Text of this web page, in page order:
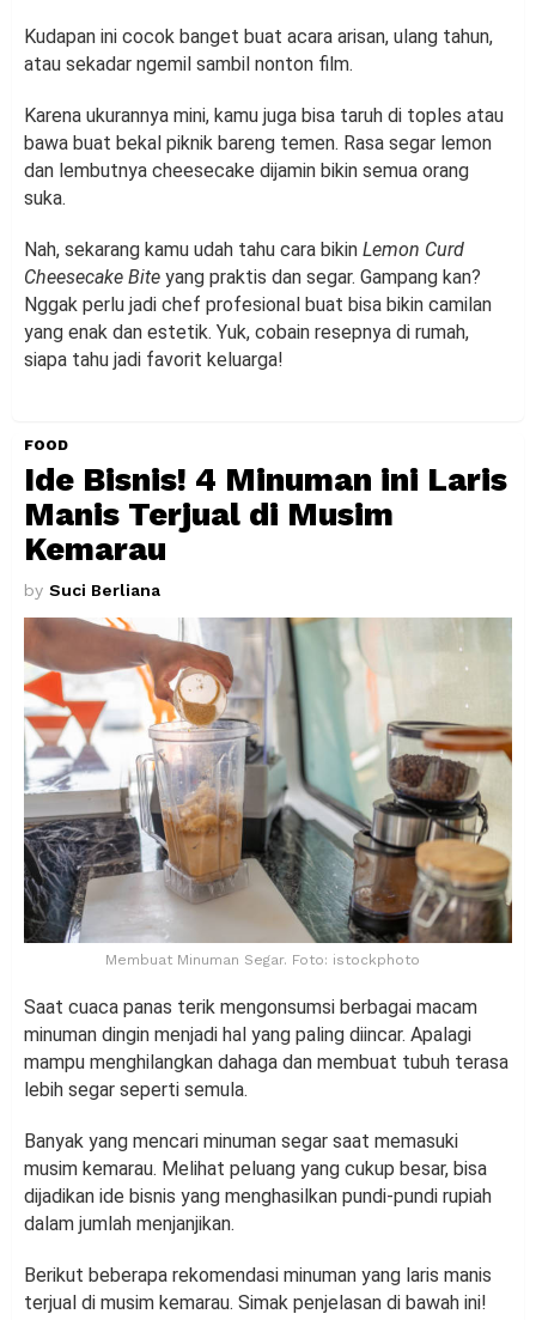
Kudapan ini cocok banget buat acara arisan, ulang tahun,
atau sekadar ngemil sambil nonton film.
Karena ukurannya mini, kamu juga bisa taruh di toples atau
bawa buat bekal piknik bareng temen. Rasa segar lemon
dan lembutnya cheesecake dijamin bikin semua orang
suka.
Nah, sekarang kamu udah tahu cara bikin Lemon Curd
Cheesecake Bite yang praktis dan segar. Gampang kan?
Nggak perlu jadi chef profesional buat bisa bikin camilan
yang enak dan estetik. Yuk, cobain resepnya di rumah,
siapa tahu jadi favorit keluarga!
FOOD
Ide Bisnis! 4 Minuman ini Laris
Manis Terjual di Musim
Kemarau
by Suci Berliana
Membuat Minuman Segar. Foto: istockphoto
Saat cuaca panas terik mengonsumsi berbagai macam
minuman dingin menjadi hal yang paling diincar. Apalagi
mampu menghilangkan dahaga dan membuat tubuh terasa
lebih segar seperti semula.
Banyak yang mencari minuman segar saat memasuki
musim kemarau. Melihat peluang yang cukup besar, bisa
dijadikan ide bisnis yang menghasilkan pundi-pundi rupiah
dalam jumlah menjanjikan.
Berikut beberapa rekomendasi minuman yang laris manis
terjual di musim kemarau. Simak penjelasan di bawah ini!